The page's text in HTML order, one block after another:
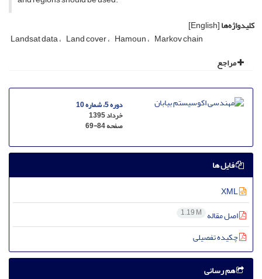
کلیدواژه‌ها[English]
Landsat data Land cover Hamoun Markov chain
مراجع
دوره 5، شماره 10
خرداد 1395
صفحه69-84
فایل ها
اصل مقاله 1.19 M
چکیده تفصیلی
هم رسانی